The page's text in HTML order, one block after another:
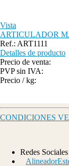
Vista
ARTICULADOR
Ref.: ART1111
Detalles de producto
Precio de venta:
PVP sin IVA:
Precio / kg:
CONDICIONES
Redes Sociales